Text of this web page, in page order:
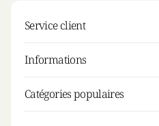
Service client
Informations
Catégories populaires